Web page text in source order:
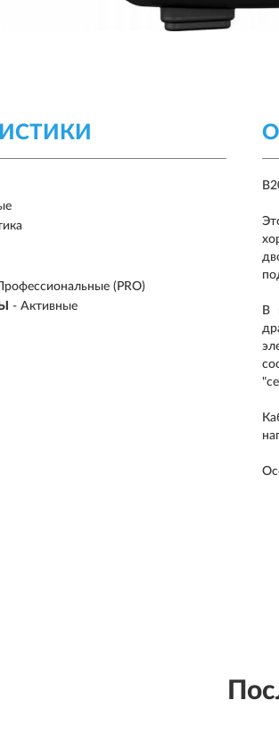
(PRO)
- Активные
В